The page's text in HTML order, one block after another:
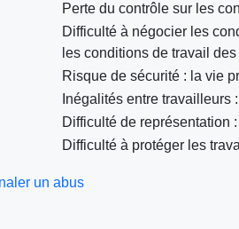
Perte du contrôle sur les
Difficulté à négocier les
les conditions de travail
Risque de sécurité : la vie
Inégalités entre
Difficulté de représentation
Difficulté à protéger les
un abus